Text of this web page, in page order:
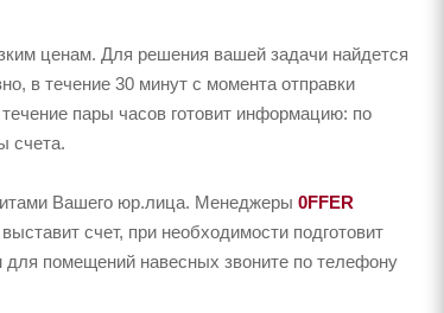
ценам. Для решения вашей задачи найдется
в течение 30 минут с момента отправки
пары часов готовит информацию: по
счета.
Вашего юр.лица. Менеджеры 0FFER
счет, при необходимости подготовит
для помещений навесных звоните по телефону